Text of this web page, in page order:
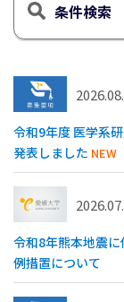
条件検索
令和9年度 医学系
発表しました NEW
令和8年熊本地震
例措置について